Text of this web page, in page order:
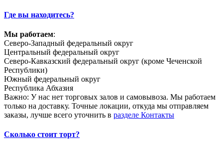
Где вы находитесь?
Мы работаем:
Северо-Западный федеральный округ
Центральный федеральный округ
Северо-Кавказский федеральный округ (кроме Чеченской
Республики)
Южный федеральный округ
Республика Абхазия
Важно: У нас нет торговых залов и самовывоза. Мы работаем
только на доставку. Точные локации, откуда мы отправляем
заказы, лучше всего уточнить в разделе Контакты
Сколько стоит торт?